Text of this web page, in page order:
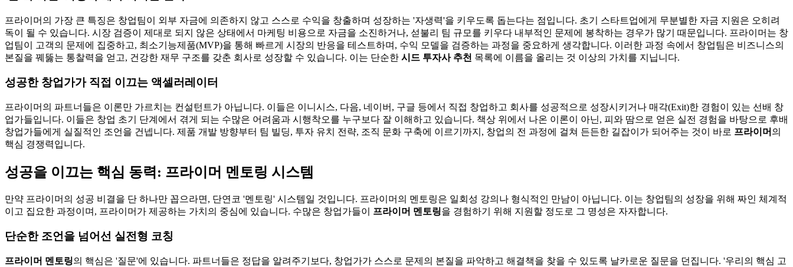
프라이머의 가장 큰 특징은 창업팀이 외부 자금에 의존하지 않고 스스로 수익을 창출하며 성장하는 '자생력'을 키우도록 돕는다는 점입니다. 초기 스타트업에게 무분별한 자금 지원은 오히려
독이 될 수 있습니다. 시장 검증이 제대로 되지 않은 상태에서 마케팅 비용으로 자금을 소진하거나, 섣불리 팀 규모를 키우다 내부적인 문제에 봉착하는 경우가 많기 때문입니다. 프라이머는 창
업팀이 고객의 문제에 집중하고, 최소기능제품(MVP)을 통해 빠르게 시장의 반응을 테스트하며, 수익 모델을 검증하는 과정을 중요하게 생각합니다. 이러한 과정 속에서 창업팀은 비즈니스의
본질을 꿰뚫는 통찰력을 얻고, 건강한 재무 구조를 갖춘 회사로 성장할 수 있습니다. 이는 단순한 시드 투자사 추천 목록에 이름을 올리는 것 이상의 가치를 지닙니다.
성공한 창업가가 직접 이끄는 액셀러레이터
프라이머의 파트너들은 이론만 가르치는 컨설턴트가 아닙니다. 이들은 이니시스, 다음, 네이버, 구글 등에서 직접 창업하고 회사를 성공적으로 성장시키거나 매각(Exit)한 경험이 있는 선배 창
업가들입니다. 이들은 창업 초기 단계에서 겪게 되는 수많은 어려움과 시행착오를 누구보다 잘 이해하고 있습니다. 책상 위에서 나온 이론이 아닌, 피와 땀으로 얻은 실전 경험을 바탕으로 후배
창업가들에게 실질적인 조언을 건넵니다. 제품 개발 방향부터 팀 빌딩, 투자 유치 전략, 조직 문화 구축에 이르기까지, 창업의 전 과정에 걸쳐 든든한 길잡이가 되어주는 것이 바로 프라이머 의
핵심 경쟁력입니다.
성공을 이끄는 핵심 동력: 프라이머 멘토링 시스템
만약 프라이머의 성공 비결을 단 하나만 꼽으라면, 단연코 '멘토링' 시스템일 것입니다. 프라이머의 멘토링은 일회성 강의나 형식적인 만남이 아닙니다. 이는 창업팀의 성장을 위해 짜인 체계적
이고 집요한 과정이며, 프라이머가 제공하는 가치의 중심에 있습니다. 수많은 창업가들이 프라이머 멘토링을 경험하기 위해 지원할 정도로 그 명성은 자자합니다.
단순한 조언을 넘어선 실전형 코칭
프라이머 멘토링의 핵심은 '질문'에 있습니다. 파트너들은 정답을 알려주기보다, 창업가가 스스로 문제의 본질을 파악하고 해결책을 찾을 수 있도록 날카로운 질문을 던집니다. '우리의 핵심 고